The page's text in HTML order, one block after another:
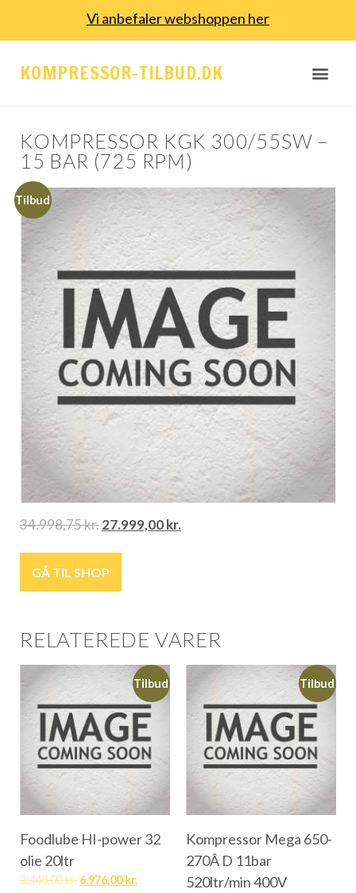
Vi anbefaler webshoppen her
KOMPRESSOR-TILBUD.DK
KOMPRESSOR KGK 300/55SW –
15 BAR (725 RPM)
Tilbud
34.998,75kr.27.999,00kr.
GÅ TIL SHOP
RELATEREDE VARER
Tilbud
Foodlube HI-power 32
olie 20ltr
8.440,00kr. 6.976,00kr.
Tilbud
Kompressor Mega 650-
270Â D 11bar
520ltr/min 400V